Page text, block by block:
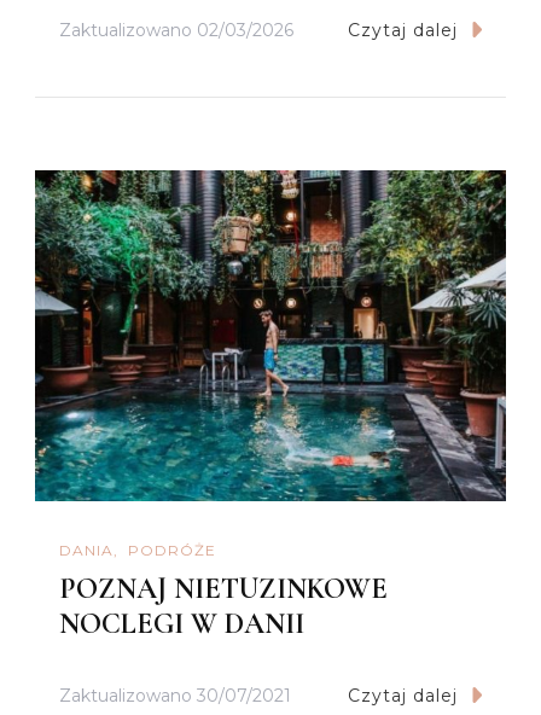
Zaktualizowano 02/03/2026 Czytaj dalej
DANIA PODRÓŻE
POZNAJ NIETUZINKOWE
NOCLEGI W DANII
Zaktualizowano 30/07/2021 Czytaj dalej